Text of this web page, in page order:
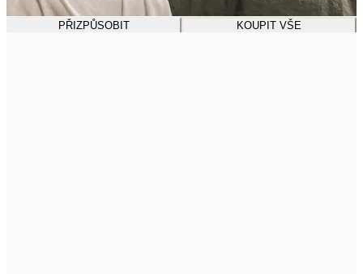
PŘIZPŮSOBIT KOUPIT VŠE